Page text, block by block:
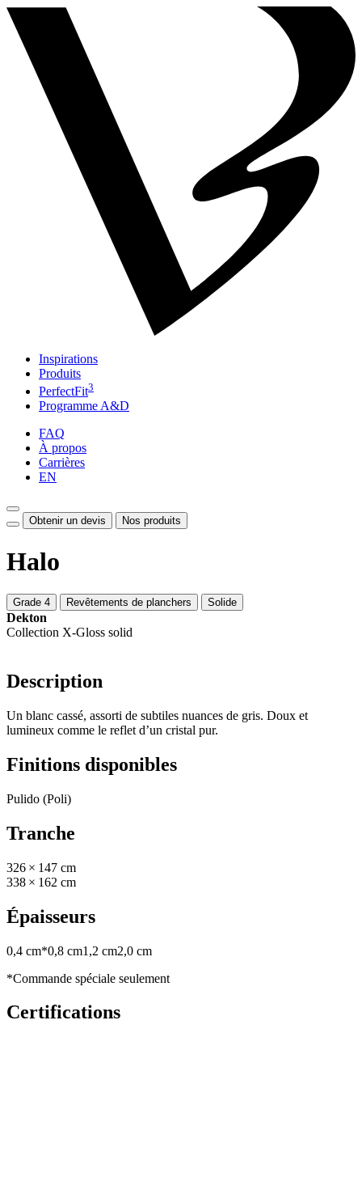
Inspirations
Produits
PerfectFit3
Programme A&D
FAQ
À propos
Carrières
EN
Obtenir un devis Nos produits
Halo
Grade 4 Revêtements de planchers Solide
Dekton
Collection X-Gloss solid
Description
Un blanc cassé, assorti de subtiles nuances de gris. Doux et
lumineux comme le reflet d’un cristal pur.
Finitions disponibles
Pulido (Poli)
Tranche
326 × 147 cm
338 × 162 cm
Épaisseurs
0,4 cm*0,8 cm1,2 cm2,0 cm
*Commande spéciale seulement
Certifications